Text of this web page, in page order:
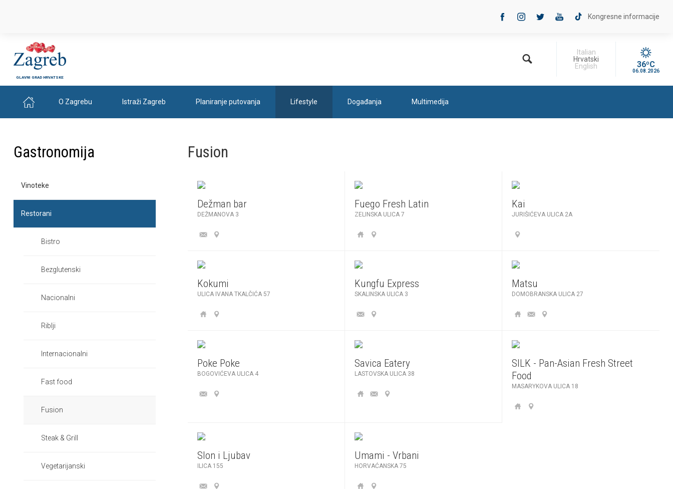
Kongresne informacije
GLAVNI GRAD HRVATSKE
Italian
Hrvatski
English
36ºC
06.08.2026
O Zagrebu Istraži Zagreb Planiranje putovanja Lifestyle Događanja Multimedija
Gastronomija
Vinoteke
Restorani
Bistro
Bezglutenski
Nacionalni
Riblji
Internacionalni
Fast food
Fusion
Steak & Grill
Vegetarijanski
Fusion
Dežman bar
DEŽMANOVA 3
Fuego Fresh Latin
ZELINSKA ULICA 7
Kai
JURIŠIĆEVA ULICA 2A
Kokumi
ULICA IVANA TKALČIĆA 57
Kungfu Express
SKALINSKA ULICA 3
Matsu
DOMOBRANSKA ULICA 27
Poke Poke
BOGOVIĆEVA ULICA 4
Savica Eatery
LASTOVSKA ULICA 38
SILK - Pan-Asian Fresh Street
Food
MASARYKOVA ULICA 18
Slon i Ljubav
ILICA 155
Umami - Vrbani
HORVAĆANSKA 75